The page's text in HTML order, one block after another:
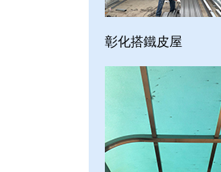
彰化搭鐵皮屋